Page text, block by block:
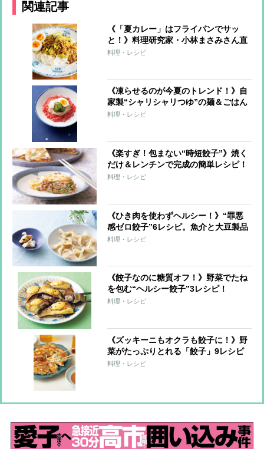
関連記事
《「夏カレー」はフライパンでサッ
と！》料理研究家・小林まさみさん直
伝レシピ
料理・レシピ
《凍らせるのが今夏のトレンド！》自
家製“シャリシャリつゆ”の麺＆ごはん
7レシピ
料理・レシピ
《楽すぎ！包まない“時短餃子”》焼く
だけ＆レンチンで完成の簡単レシピ！
料理・レシピ
《ひき肉を使わずヘルシー！》“罪悪
感ゼロ餃子”6レシピ。魚介と大豆製品
で大満足！
料理・レシピ
《餃子なのに糖質オフ！》野菜でたね
を包む“ヘルシー餃子”3レシピ！
料理・レシピ
《ズッキーニもオクラも餃子に！》野
菜がたっぷりとれる「餃子」9レシピ
料理・レシピ